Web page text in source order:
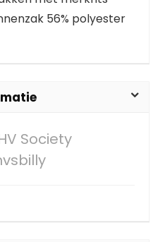
56% polyester
Society